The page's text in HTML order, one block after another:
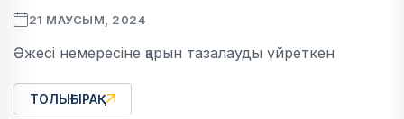
21 МАУСЫМ, 2024
Әжесі немересіне қарын тазалауды үйреткен
ТОЛЫҒЫРАҚ